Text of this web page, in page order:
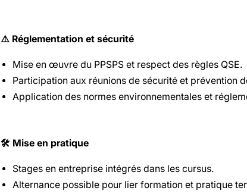
⚠️ Réglementation et sécurité
Mise en œuvre du PPSPS et respect des règles QSE.
Participation aux réunions de sécurité et prévention
Application des normes environnementales et
🛠️ Mise en pratique
Stages en entreprise intégrés dans les cursus.
Alternance possible pour lier formation et pratique